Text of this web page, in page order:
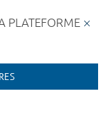
PLATEFORME